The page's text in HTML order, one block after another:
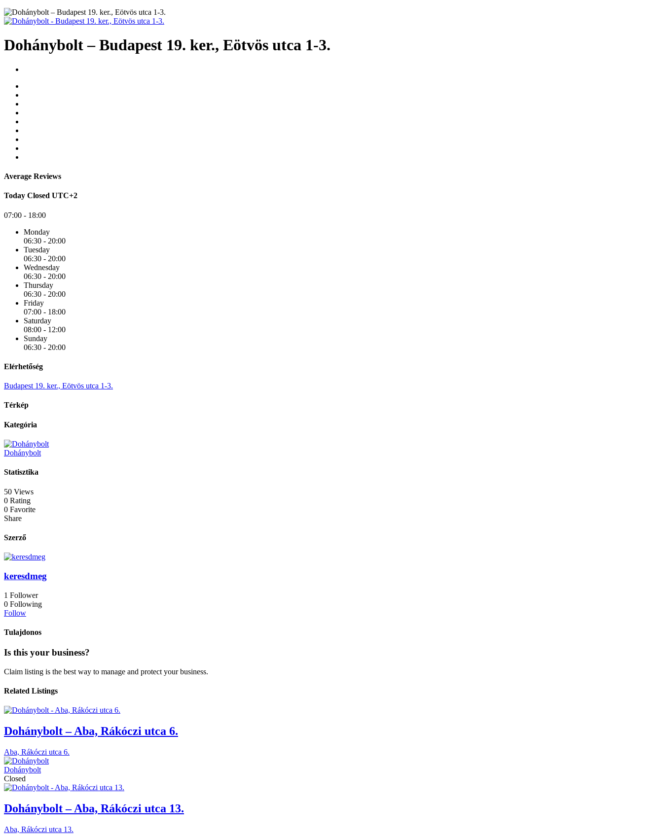
Dohánybolt – Budapest 19. ker., Eötvös utca 1-3.
Average Reviews
Today Closed UTC+2
07:00 - 18:00
Monday
06:30 - 20:00
Tuesday
06:30 - 20:00
Wednesday
06:30 - 20:00
Thursday
06:30 - 20:00
Friday
07:00 - 18:00
Saturday
08:00 - 12:00
Sunday
06:30 - 20:00
Elérhetőség
Budapest 19. ker., Eötvös utca 1-3.
Térkép
Kategória
Dohánybolt
Statisztika
50 Views
0 Rating
0 Favorite
Share
Szerző
keresdmeg
1 Follower
0 Following
Follow
Tulajdonos
Is this your business?
Claim listing is the best way to manage and protect your business.
Related Listings
Dohánybolt – Aba, Rákóczi utca 6.
Aba, Rákóczi utca 6.
Dohánybolt
Closed
Dohánybolt – Aba, Rákóczi utca 13.
Aba, Rákóczi utca 13.